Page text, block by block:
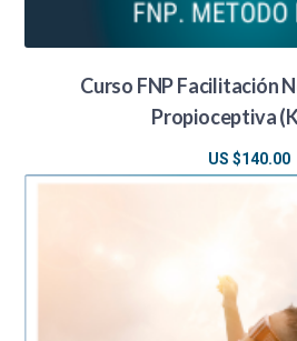
Curso FNP Facilitación
Propioceptiva
US $140.00